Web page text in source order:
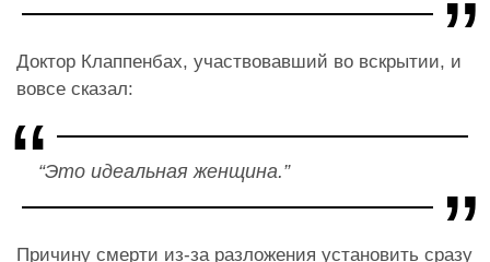
Доктор Клаппенбах, участвовавший во вскрытии, и
вовсе сказал:
“Это идеальная женщина.”
Причину смерти из-за разложения установить сразу